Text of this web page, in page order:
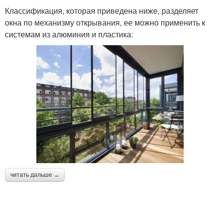
Классификация, которая приведена ниже, разделяет
окна по механизму открывания, ее можно применить к
системам из алюминия и пластика:
читать дальше →